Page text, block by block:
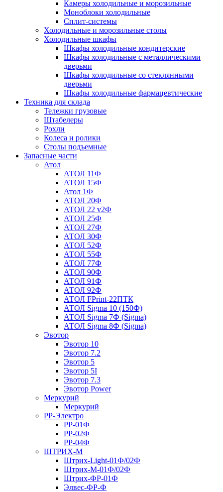
Камеры холодильные и морозильные
Моноблоки холодильные
Сплит-системы
Холодильные и морозильные столы
Холодильные шкафы
Шкафы холодильные кондитерские
Шкафы холодильные с металлическими
дверьми
Шкафы холодильные со стеклянными
дверьми
Шкафы холодильные фармацевтические
Техника для склада
Тележки грузовые
Штабелеры
Рохли
Колеса и ролики
Столы подъемные
Запасные части
Атол
АТОЛ 11Ф
АТОЛ 15Ф
Атол 1Ф
АТОЛ 20Ф
АТОЛ 22 v2Ф
АТОЛ 25Ф
АТОЛ 27Ф
АТОЛ 30Ф
АТОЛ 52Ф
АТОЛ 55Ф
АТОЛ 77Ф
АТОЛ 90Ф
АТОЛ 91Ф
АТОЛ 92Ф
АТОЛ FPrint-22ПТК
АТОЛ Sigma 10 (150Ф)
АТОЛ Sigma 7Ф (Sigma)
АТОЛ Sigma 8Ф (Sigma)
Эвотор
Эвотор 10
Эвотор 7.2
Эвотор 5
Эвотор 5I
Эвотор 7.3
Эвотор Power
Меркурий
Меркурий
РР-Электро
РР-01Ф
РР-02Ф
РР-04Ф
ШТРИХ-М
Штрих-Light-01Ф/02Ф
Штрих-М-01Ф/02Ф
Штрих-ФР-01Ф
Элвес-ФР-Ф